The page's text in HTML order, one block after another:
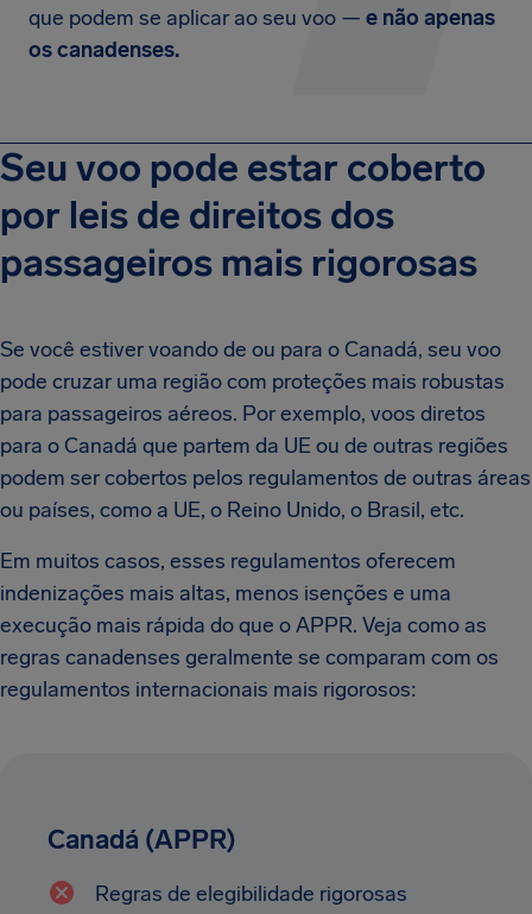
que podem se aplicar ao seu voo — e não apenas
os canadenses.
Seu voo pode estar coberto
por leis de direitos dos
passageiros mais rigorosas
Se você estiver voando de ou para o Canadá, seu voo
pode cruzar uma região com proteções mais robustas
para passageiros aéreos. Por exemplo, voos diretos
para o Canadá que partem da UE ou de outras regiões
podem ser cobertos pelos regulamentos de outras áreas
ou países, como a UE, o Reino Unido, o Brasil, etc.
Em muitos casos, esses regulamentos oferecem
indenizações mais altas, menos isenções e uma
execução mais rápida do que o APPR. Veja como as
regras canadenses geralmente se comparam com os
regulamentos internacionais mais rigorosos:
Canadá (APPR)
Regras de elegibilidade rigorosas